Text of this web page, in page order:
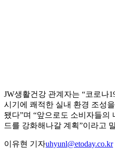
JW생활건강 관계자는 “코로나
시기에 쾌적한 실내 환경 조성
됐다”며 “앞으로도 소비자들의
드를 강화해나갈 계획”이라고
이유현 기자uhyunl@etoday.co.kr